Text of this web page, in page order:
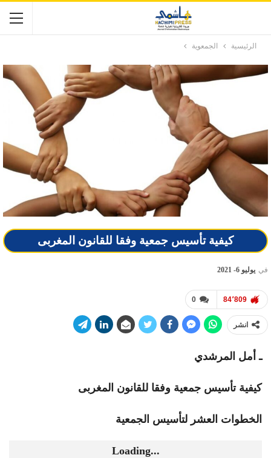
الرئيسية الجمعوية
كيفية تأسيس جمعية وفقا للقانون المغربى
في يوليو 6- 2021
0 84٬809
انشر
ـ أمل المرشدي
كيفية تأسيس جمعية وفقا للقانون المغربى
الخطوات العشر لتأسيس الجمعية
Loading...